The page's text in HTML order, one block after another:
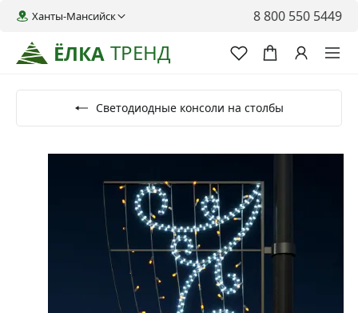
ЁЛКА ТРЕНД
Ханты-Мансийск 8 800 550 5449
Светодиодные консоли на столбы